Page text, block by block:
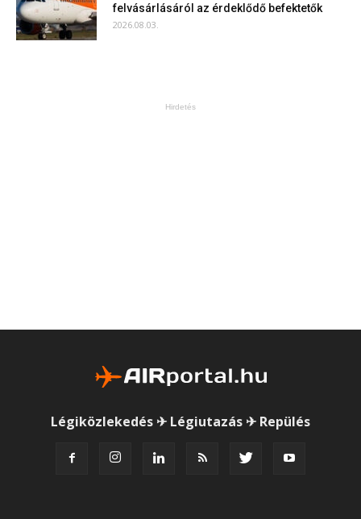
felvásárlásáról az érdeklődő befektetők
2026.08.03.
Hirdetés
Légiközlekedés ✈ Légiutazás ✈ Repülés